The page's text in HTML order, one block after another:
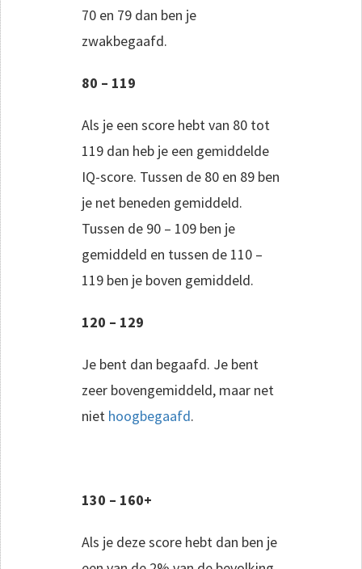
70 en 79 dan ben je
zwakbegaafd.
80 – 119
Als je een score hebt van 80 tot
119 dan heb je een gemiddelde
IQ-score. Tussen de 80 en 89 ben
je net beneden gemiddeld.
Tussen de 90 – 109 ben je
gemiddeld en tussen de 110 –
119 ben je boven gemiddeld.
120 – 129
Je bent dan begaafd. Je bent
zeer bovengemiddeld, maar net
niet hoogbegaafd.
130 – 160+
Als je deze score hebt dan ben je